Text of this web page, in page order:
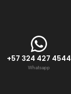
+57 324 427 4544
Whatsapp